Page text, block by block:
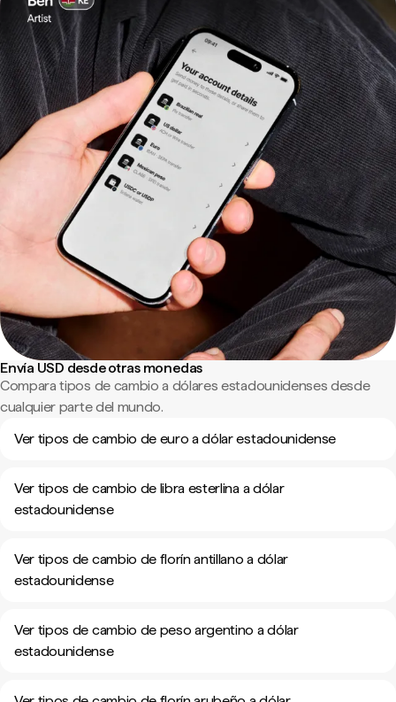
Envía USD desde otras monedas
Compara tipos de cambio a dólares estadounidenses desde
cualquier parte del mundo.
Ver tipos de cambio de euro a dólar estadounidense
Ver tipos de cambio de libra esterlina a dólar
estadounidense
Ver tipos de cambio de florín antillano a dólar
estadounidense
Ver tipos de cambio de peso argentino a dólar
estadounidense